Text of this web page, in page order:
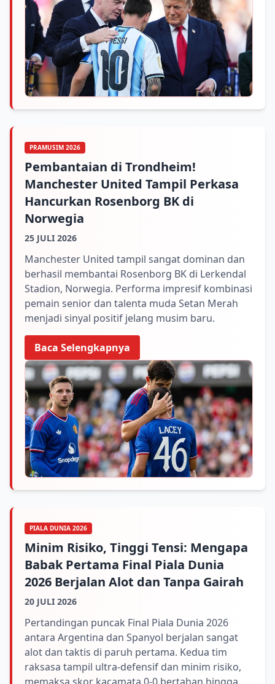
PRAMUSIM 2026
Pembantaian di Trondheim!
Manchester United Tampil Perkasa
Hancurkan Rosenborg BK di
Norwegia
25 JULI 2026
Manchester United tampil sangat dominan dan
berhasil membantai Rosenborg BK di Lerkendal
Stadion, Norwegia. Performa impresif kombinasi
pemain senior dan talenta muda Setan Merah
menjadi sinyal positif jelang musim baru.
Baca Selengkapnya
PIALA DUNIA 2026
Minim Risiko, Tinggi Tensi: Mengapa
Babak Pertama Final Piala Dunia
2026 Berjalan Alot dan Tanpa Gairah
20 JULI 2026
Pertandingan puncak Final Piala Dunia 2026
antara Argentina dan Spanyol berjalan sangat
alot dan taktis di paruh pertama. Kedua tim
raksasa tampil ultra-defensif dan minim risiko,